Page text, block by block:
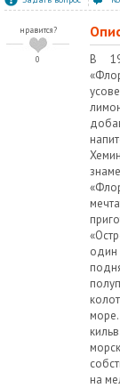
нравится?
0
В
один
на